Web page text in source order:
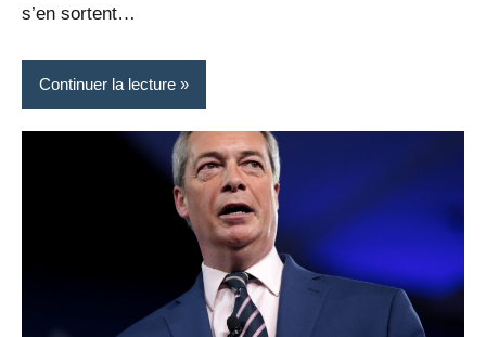
s’en sortent…
Continuer la lecture